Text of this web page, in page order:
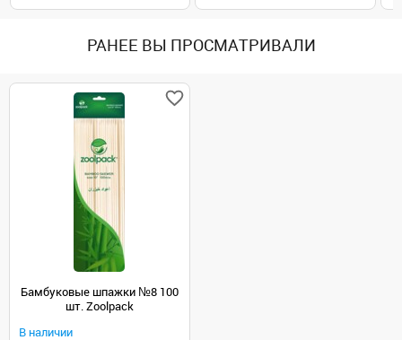
РАНЕЕ ВЫ ПРОСМАТРИВАЛИ
Бамбуковые шпажки №8 100
шт. Zoolpack
В наличии